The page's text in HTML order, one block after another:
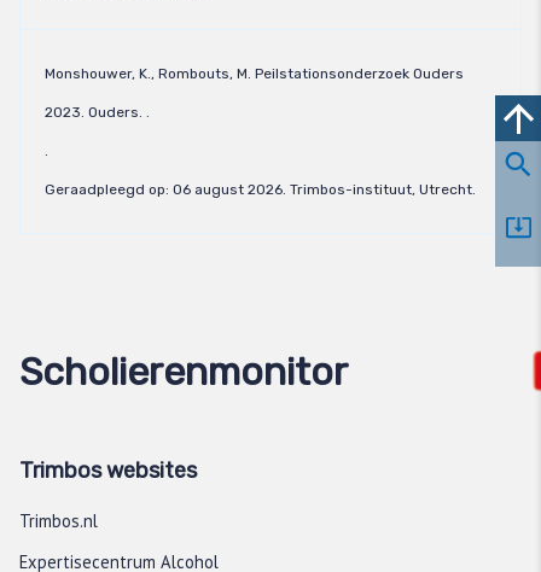
Monshouwer, K., Rombouts, M. Peilstationsonderzoek Ouders
2023. Ouders. .
.
Geraadpleegd op: 06 august 2026. Trimbos-instituut, Utrecht.
Scholierenmonitor
Trimbos websites
Trimbos.nl
Expertisecentrum Alcohol